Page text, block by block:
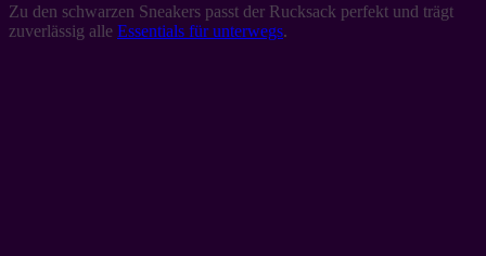
Zu den schwarzen Sneakers passt der Rucksack perfekt und trägt
zuverlässig alle Essentials für unterwegs.